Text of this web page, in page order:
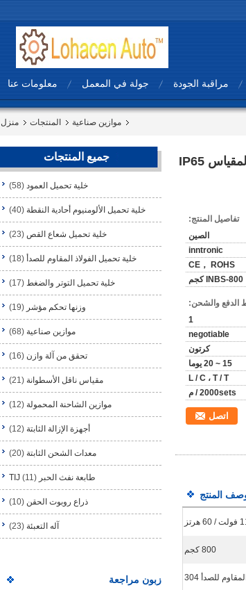
معلومات عنا جولة في المعمل مراقبة الجودة
منزل المنتجات موازين صناعية
جميع المنتجات
خلية تحميل العمود (58)
خلية تحميل الألومنيوم أحادية النقطة (40)
خلية تحميل شعاع القص (23)
خلية تحميل الفولاذ المقاوم للصدأ (18)
خلية تحميل التوتر والضغط (17)
وزنها تحكم مؤشر (19)
موازين صناعية (68)
تحقق من آلة وازن (16)
مقياس ناقل الأسطوانة (21)
موازين الشاحنة المحمولة (12)
أجهزة الإزالة الثابتة (12)
معدات الشحن الثابتة (20)
طابعة نفث الحبر TIJ (11)
ذراع روبوت الحقن (10)
آله التعبئة (23)
زبون مراجعة
INBS 800kg 0.2kg إلكترونية LED yaohua العرض الخفيف الفولاذ بنك منصة الوزن المقياس IP65
تفاصيل المنتج:
الصين
inntronic
CE， ROHS
INBS-800 كجم
الدفع والشحن:
1
negotiable
كرتون
15 ~ 20 يوما
L / C ، T / T
2000sets / م
اتصل
المنتج
800 كجم
للصدأ 304